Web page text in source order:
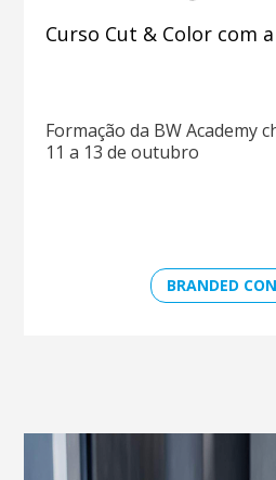
Curso Cut & Color com a
Formação da BW Academy
11 a 13 de outubro
BRANDED